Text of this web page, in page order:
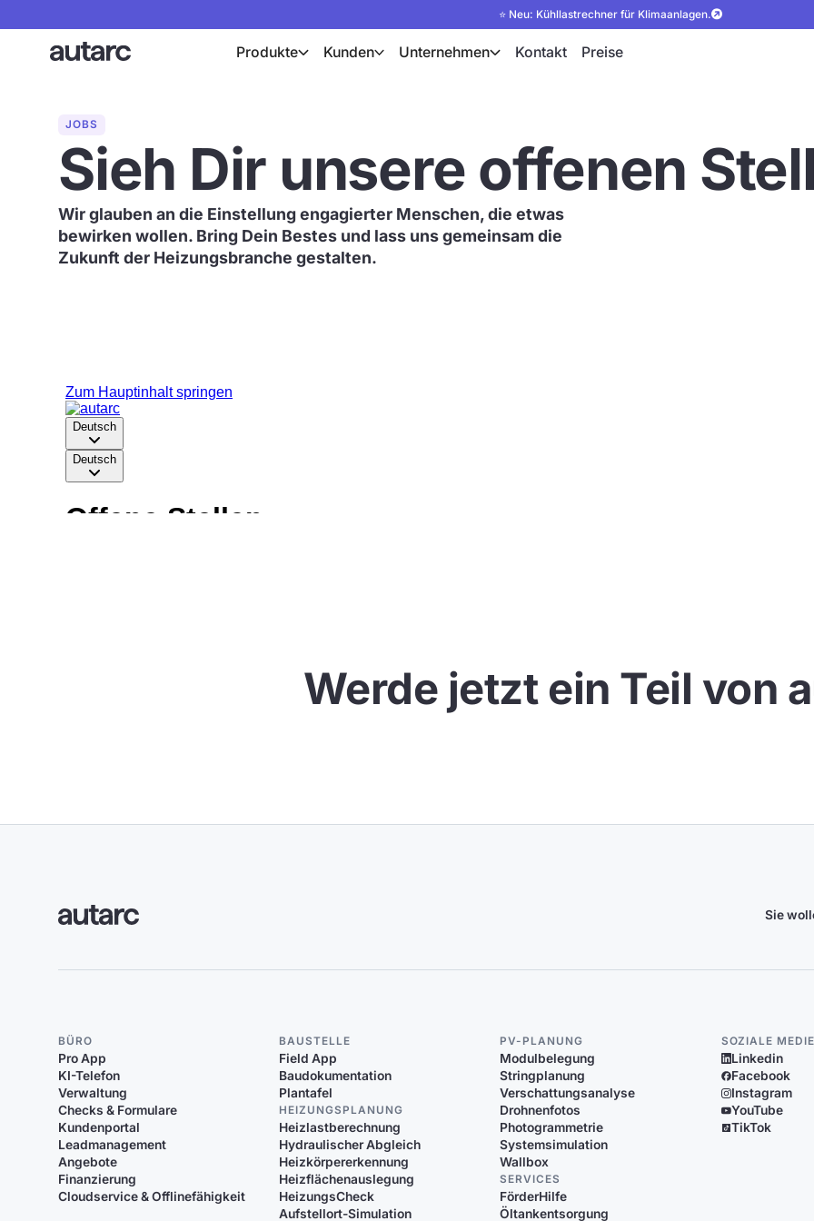
⭐ Neu: Kühllastrechner für Klimaanlagen.
Produkte Kunden Unternehmen Kontakt Preise
JOBS
Sieh Dir unsere offenen
Wir glauben an die Einstellungengagierter Menschen, die etwas
bewirken wollen. Bring Dein Bestes und lass unsgemeinsam die
Zukunft der Heizungsbranchegestalten.
Werde jetzt ein Teil von
Sie
BÜRO
Pro App
KI-Telefon
Verwaltung
Checks & Formulare
Kundenportal
Leadmanagement
Angebote
Finanzierung
Cloudservice & Offlinefähigkeit
BAUSTELLE
Field App
Baudokumentation
Plantafel
HEIZUNGSPLANUNG
Heizlastberechnung
Hydraulischer Abgleich
Heizkörpererkennung
Heizflächenauslegung
HeizungsCheck
Aufstellort-Simulation
PV-PLANUNG
Modulbelegung
Stringplanung
Verschattungsanalyse
Drohnenfotos
Photogrammetrie
Systemsimulation
Wallbox
SERVICES
FörderHilfe
Öltankentsorgung
SOZIALE
Linkedin
Facebook
Instagram
YouTube
TikTok